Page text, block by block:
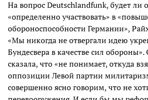
На вопрос Deutschlandfunk, будет ли
«определенно участвовать» в
обороноспособности Германии»,
«Мы никогда не отвергали идею
Бундесвера в качестве сил
сказала, что «не понимает, откуда
оппозиции Левой партии
совершенно ясно говорим, что не